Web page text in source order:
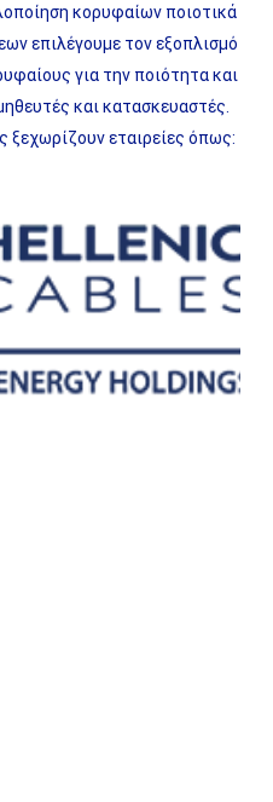
κορυφαίων ποιοτικά
επιλέγουμε τον εξοπλισμό
για την ποιότητα και
και κατασκευαστές.
εταιρείες όπως: